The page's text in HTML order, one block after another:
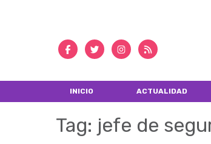
INICIO ACTUALIDAD
Tag: jefe de